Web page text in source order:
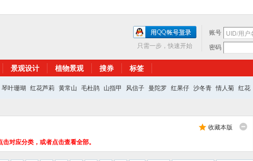
账号
密码
只需一步，快速开始
景观设计 植物景观 搜券 标签
琴叶珊瑚 红花芦莉 黄常山 毛杜鹃 山指甲 风信子 曼陀罗 红果仔 沙冬青 情人菊 红花
收藏本版
对应分类，或者点击查看全部。